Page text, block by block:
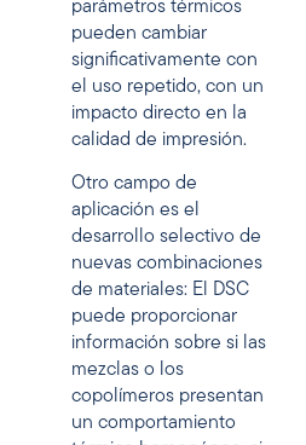
parámetros térmicos
pueden cambiar
significativamente con
el uso repetido, con un
impacto directo en la
calidad de impresión.
Otro campo de
aplicación es el
desarrollo selectivo de
nuevas combinaciones
de materiales: El DSC
puede proporcionar
información sobre si las
mezclas o los
copolímeros presentan
un comportamiento